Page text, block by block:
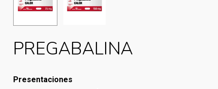
PREGABALINA
Presentaciones